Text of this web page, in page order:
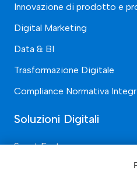
Innovazione di prodotto e
Digital Marketing
Data & BI
Trasformazione Digitale
Compliance Normativa
Soluzioni Digitali
Smart Factory